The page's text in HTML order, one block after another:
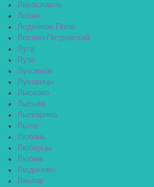
Лихославль
Лобня
Лодейное Поле
Лосино-Петровский
Луга
Луза
Лукоянов
Луховицы
Лысково
Лысьва
Лыткарино
Льгов
Любань
Люберцы
Любим
Людиново
Лянтор